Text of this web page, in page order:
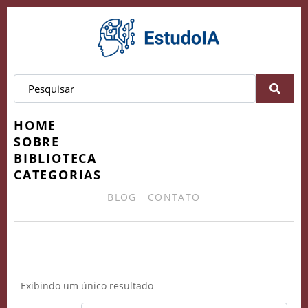
HOME
SOBRE
BIBLIOTECA
CATEGORIAS
BLOG CONTATO
Exibindo um único resultado